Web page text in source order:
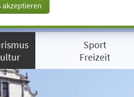
akzeptieren
Sport
Freizeit